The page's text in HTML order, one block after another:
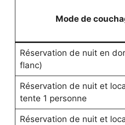
Mode de
Réservation de nuit en
flanc)
Réservation de nuit et
tente 1 personne
Réservation de nuit et